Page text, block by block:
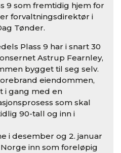
9 som fremtidig hjem for
forvaltningsdirektør i
Tønder.
Plass 9 har i snart 30
Astrup Fearnley,
bygget til seg selv.
eiendommen,
i gang med en
som skal
90-tall og inn i
i desember og 2. januar
inn som foreløpig